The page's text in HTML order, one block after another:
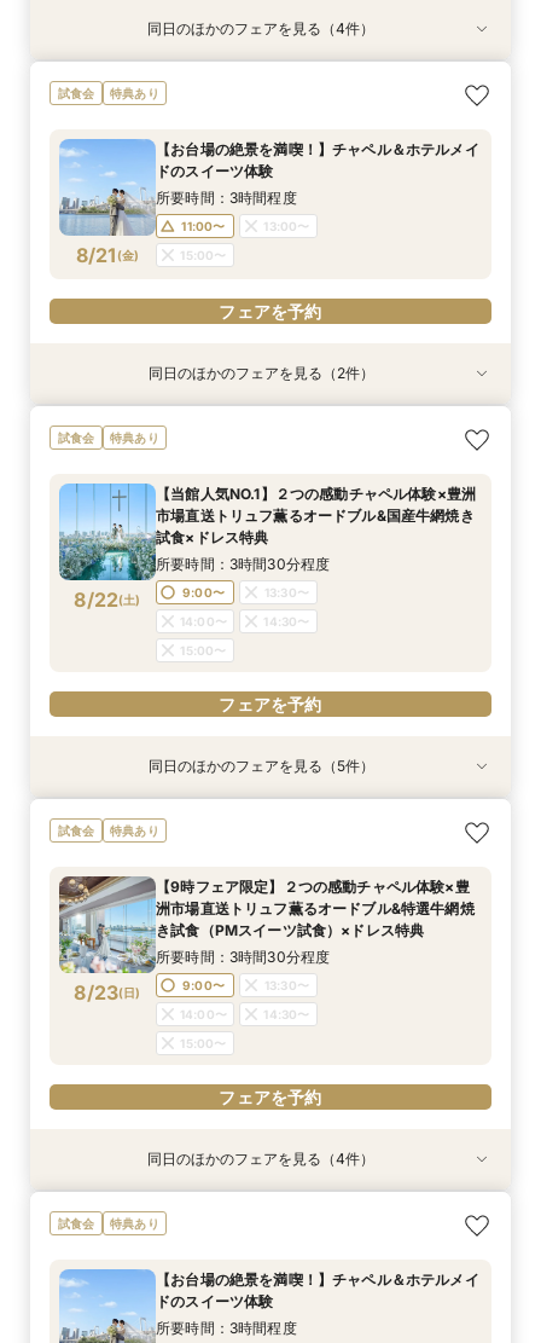
8/16(日
【見積り徹底比較！】 感動チャペル体験×安心◎
お見積り相談会
9:00〜 14:00〜
フェアを予約
特典あり
8/16(日
初見特典有◎【安心！初めてを応援】豪華無料試
食×ホテルWDまるっと体験
9:00〜 14:00〜
フェアを予約
特典あり
8/16(日
【6名から25名に◎】 絶景を楽しめる少人数
WD×豪華試食会
9:00〜 14:00〜
フェアを予約
8/16(日
少人数も利用OK【新プラン発表】2026年内限
定お得に叶える絶景Wedding
9:00〜 14:00〜
フェアを予約
同日のほかのフェアを見る（4件）
試食会 特典あり
8/21 (金)
【お台場の絶景を満喫！】チャペル＆ホテルメイ
ドのスイーツ体験
所要時間：3時間程度
11:00〜
13:00〜
15:00〜
フェアを予約
8/21(金)
【少人数限定】 挙式＆会食プライベートウエ
ディングフェア
11:00〜
13:00〜
15:00〜
フェアを予約
8/21(金)
【見積り比較】 選べる2つのチャペル体験×安心
◎ご予算相談会
11:00〜
13:00〜
15:00〜
フェアを予約
同日のほかのフェアを見る（2件）
試食会 特典あり
8/22(土)
【当館人気NO.1】２つの感動チャペル体験×豊洲
市場直送トリュフ薫るオードブル&国産牛網焼き
試食×ドレス特典
所要時間：3時間30分程度
9:00〜
13:30〜
14:00〜
14:30〜
15:00〜
フェアを予約
8/22(土)
【見積り徹底比較！】 感動チャペル体験×安心◎
お見積り相談会
9:00〜
13:30〜
14:00〜
14:30〜
15:00〜
フェアを予約
8/22(土)
【ドレス特典◎】感動チャペル＆本番直前コー
ディネート体験
9:00〜
13:30〜
14:00〜
14:30〜
15:00〜
フェアを予約
特典あり
8/22(土)
初見特典有◎【安心！初めてを応援】豪華無料試
食×ホテルWDまるっと体験
9:00〜 14:00〜
フェアを予約
特典あり
8/22(土)
【6名から25名に◎】 絶景を楽しめる少人数
WD×豪華試食会
9:00〜 14:00〜
フェアを予約
8/22(土)
少人数も利用OK【新プラン発表】2026年内限
定お得に叶える絶景Wedding
9:00〜 14:00〜
フェアを予約
同日のほかのフェアを見る（5件）
試食会 特典あり
8/23(日)
【9時フェア限定】２つの感動チャペル体験×豊
洲市場直送トリュフ薫るオードブル&特選牛網焼
き試食（PMスイーツ試食）×ドレス特典
所要時間：3時間30分程度
9:00〜
13:30〜
14:00〜
14:30〜
15:00〜
フェアを予約
8/23(日 )
【見積り徹底比較！】 感動チャペル体験×安心◎
お見積り相談会
9:00〜
13:30〜
14:00〜
14:30〜
特典あり
8/23(日 )
初見特典有◎【安心！初めてを応援】豪華無料試
食×ホテルWDまるっと体験
9:00〜 14:00〜
特典あり
8/23(日 )
【6名から25名に◎】 絶景を楽しめる少人数
WD×豪華試食会
9:00〜 14:00〜
8/23(日 )
少人数も利用OK【新プラン発表】2026年内限
定お得に叶える絶景Wedding
9:00〜 14:00〜
同日のほかのフェアを見る（4件）
試食会 特典あり
【お台場の絶景を満喫！】チャペル＆ホテルメイ
ドのスイーツ体験
所要時間：3時間程度